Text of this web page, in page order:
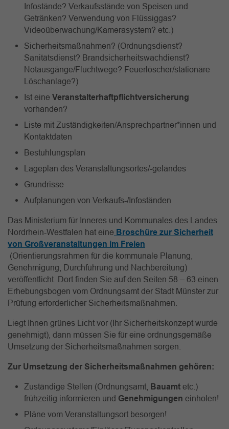
Infostände? Verkaufsstände von Speisen und
Getränken? Verwendung von Flüssiggas?
Videoüberwachung/Kamerasystem? etc.)
Sicherheitsmaßnahmen? (Ordnungsdienst?
Sanitätsdienst? Brandsicherheitswachdienst?
Notausgänge/Fluchtwege? Feuerlöscher/stationäre
Löschanlage?)
Ist eine Veranstalterhaftpflichtversicherung
vorhanden?
Liste mit Zuständigkeiten/Ansprechpartner*innen und
Kontaktdaten
Bestuhlungsplan
Lageplan des Veranstaltungsortes/-geländes
Grundrisse
Aufplanungen von Verkaufs-/Infoständen
Das Ministerium für Inneres und Kommunales des Landes
Nordrhein-Westfalen hat eine Broschüre zur Sicherheit
von Großveranstaltungen im Freien
(Orientierungsrahmen für die kommunale Planung,
Genehmigung, Durchführung und Nachbereitung)
veröffentlicht. Dort finden Sie auf den Seiten 58 – 63 einen
Erhebungsbogen vom Ordnungsamt der Stadt Münster zur
Prüfung erforderlicher Sicherheitsmaßnahmen.
Liegt Ihnen grünes Licht vor (Ihr Sicherheitskonzept wurde
genehmigt), dann müssen Sie für eine ordnungsgemäße
Umsetzung der Sicherheitsmaßnahmen sorgen.
Zur Umsetzung der Sicherheitsmaßnahmen gehören:
Zuständige Stellen (Ordnungsamt, Bauamt etc.)
frühzeitig informieren und Genehmigungen einholen!
Pläne vom Veranstaltungsort besorgen!